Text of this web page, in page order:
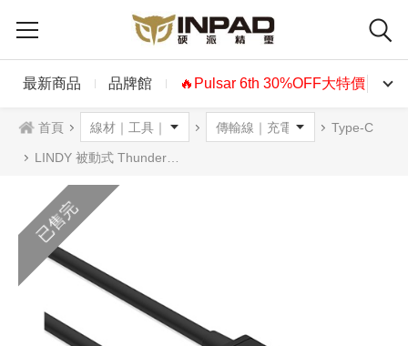
最新商品 品牌館 🔥Pulsar 6th 30%OFF大特價🔥
首頁 Type-C
LINDY 被動式 Thunderbolt 3 intel 原廠認證傳輸線 0.5m 1m 2m
已售完